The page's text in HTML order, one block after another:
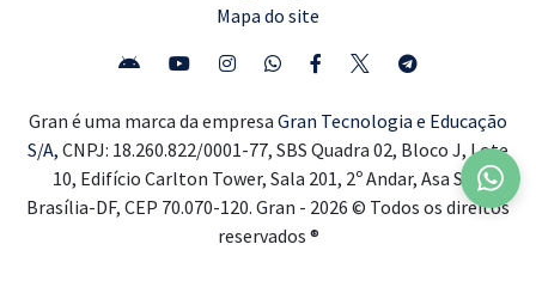
Mapa do site
Gran é uma marca da empresa Gran Tecnologia e Educação
S/A, CNPJ: 18.260.822/0001-77, SBS Quadra 02, Bloco J, Lote
10, Edifício Carlton Tower, Sala 201, 2º Andar, Asa Sul,
Brasília-DF, CEP 70.070-120. Gran - 2026 © Todos os direitos
reservados ®